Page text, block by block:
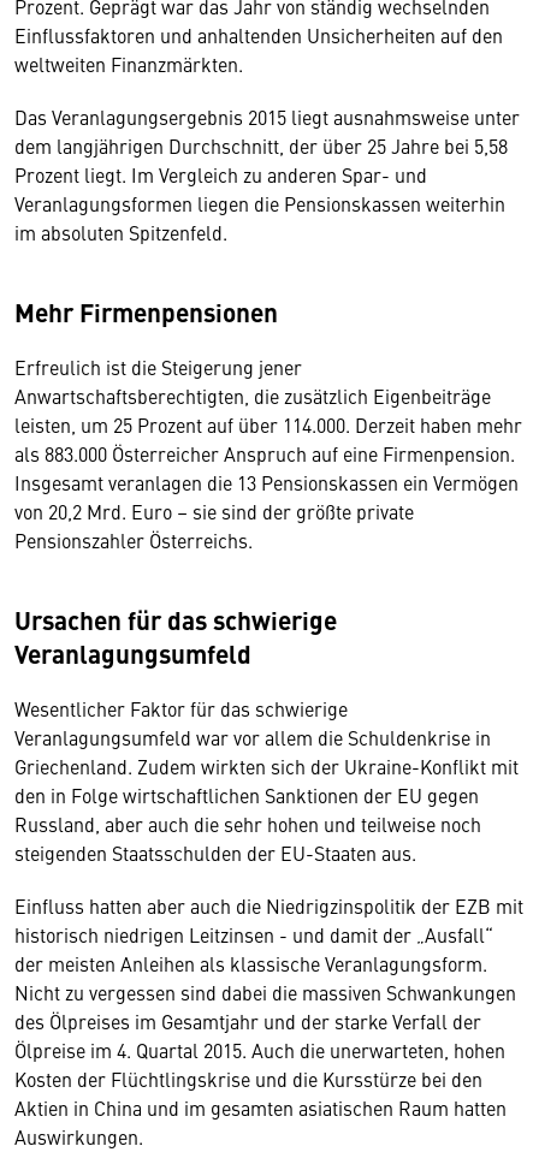
Prozent. Geprägt war das Jahr von ständig wechselnden
Einflussfaktoren und anhaltenden Unsicherheiten auf den
weltweiten Finanzmärkten.
Das Veranlagungsergebnis 2015 liegt ausnahmsweise unter
dem langjährigen Durchschnitt, der über 25 Jahre bei 5,58
Prozent liegt. Im Vergleich zu anderen Spar- und
Veranlagungsformen liegen die Pensionskassen weiterhin
im absoluten Spitzenfeld.
Mehr Firmenpensionen
Erfreulich ist die Steigerung jener
Anwartschaftsberechtigten, die zusätzlich Eigenbeiträge
leisten, um 25 Prozent auf über 114.000. Derzeit haben mehr
als 883.000 Österreicher Anspruch auf eine Firmenpension.
Insgesamt veranlagen die 13 Pensionskassen ein Vermögen
von 20,2 Mrd. Euro – sie sind der größte private
Pensionszahler Österreichs.
Ursachen für das schwierige
Veranlagungsumfeld
Wesentlicher Faktor für das schwierige
Veranlagungsumfeld war vor allem die Schuldenkrise in
Griechenland. Zudem wirkten sich der Ukraine-Konflikt mit
den in Folge wirtschaftlichen Sanktionen der EU gegen
Russland, aber auch die sehr hohen und teilweise noch
steigenden Staatsschulden der EU-Staaten aus.
Einfluss hatten aber auch die Niedrigzinspolitik der EZB mit
historisch niedrigen Leitzinsen - und damit der „Ausfall“
der meisten Anleihen als klassische Veranlagungsform.
Nicht zu vergessen sind dabei die massiven Schwankungen
des Ölpreises im Gesamtjahr und der starke Verfall der
Ölpreise im 4. Quartal 2015. Auch die unerwarteten, hohen
Kosten der Flüchtlingskrise und die Kursstürze bei den
Aktien in China und im gesamten asiatischen Raum hatten
Auswirkungen.